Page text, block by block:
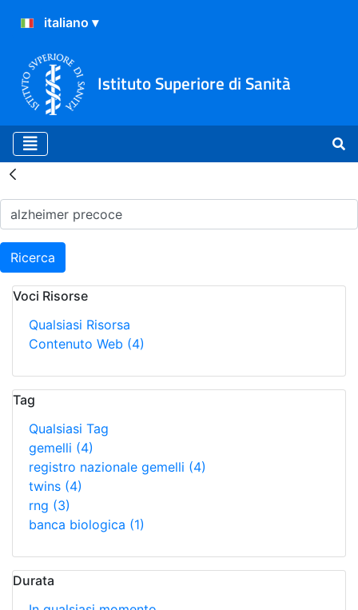
Istituto Superiore di Sanità
Risultati della Ricerca -
Ricerca
Voci Risorse
Qualsiasi Risorsa
Contenuto Web (4)
Tag
Qualsiasi Tag
gemelli (4)
registro nazionale gemelli (4)
twins (4)
rng (3)
banca biologica (1)
Durata